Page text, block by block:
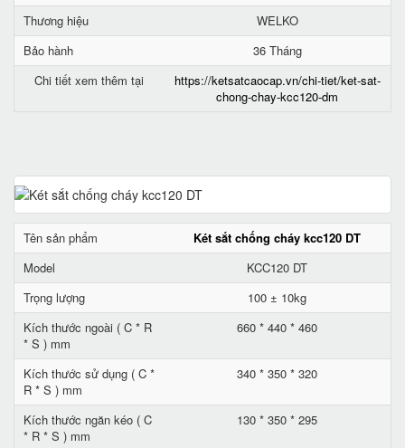
Thương hiệu
WELKO
Bảo hành
36 Tháng
Chi tiết xem thêm tại
https://ketsatcaocap.vn/chi-tiet/ket-sat-
chong-chay-kcc120-dm
Tên sản phẩm
Két sắt chống cháy kcc120 DT
Model
KCC120 DT
Trọng lượng
100 ± 10kg
Kích thước ngoài ( C * R
* S ) mm
660 * 440 * 460
Kích thước sử dụng ( C *
R * S ) mm
340 * 350 * 320
Kích thước ngăn kéo ( C
* R * S ) mm
130 * 350 * 295